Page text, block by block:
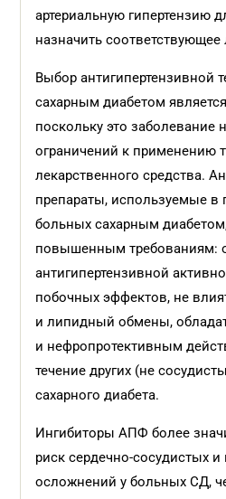
артериальную гипертензию
назначить соответствующее
Выбор антигипертензивной
сахарным диабетом
поскольку это
ограничений к применению
лекарственного средства.
препараты, используемые в
больных сахарным
повышенным требованиям:
антигипертензивной
побочных эффектов, не
и липидный обмены,
и нефропротективным
течение других (не
сахарного диабета.
Ингибиторы АПФ более
риск сердечно-сосудистых
осложнений у больных СД,